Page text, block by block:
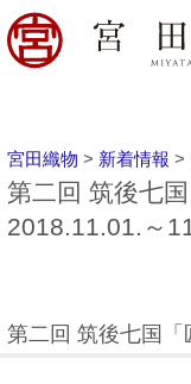
宮田織物 > 新着情報 >
第二回 筑後七
2018.11.01.～
第二回 筑後七国「